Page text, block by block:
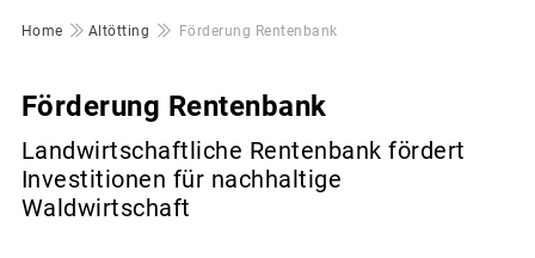
Pfadnavigation
Home Altötting Förderung Rentenbank
Förderung Rentenbank
Landwirtschaftliche Rentenbank fördert
Investitionen für nachhaltige
Waldwirtschaft